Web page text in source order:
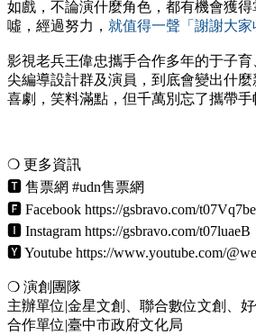
如戲，不論演什麼角色，都有機會獲
噓，經過努力， 就值得一聲「謝謝大家
影視老兵王偉忠攜手合作多年的于子
尖編導設計群及演員，到底會變出什
喜劇，笑料滿點，但千萬別忘了攜帶手
❍ 更多資訊
🆃 售票網 #udn售票網
🅵 Facebook https://gsbravo.com/t07Vq7be
🅸 Instagram https://gsbravo.com/t07luaeB
🆈 Youtube https://www.youtube.com/
❍ 演創團隊
主辦單位|金星文創、聯合數位文創、
合作單位|臺中市政府文化局